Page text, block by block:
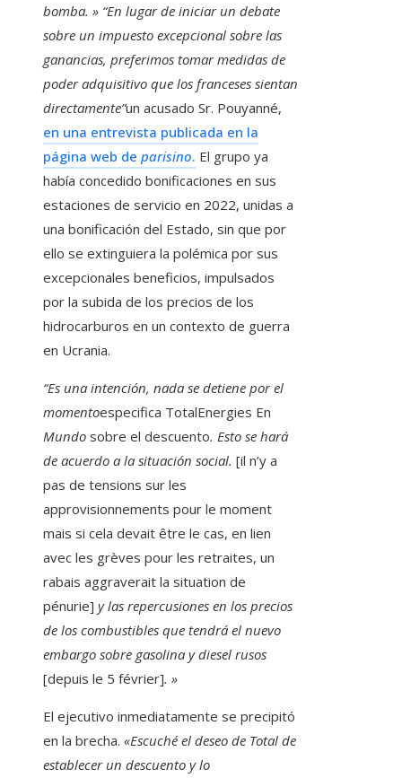
bomba. » “En lugar de iniciar un debate
sobre un impuesto excepcional sobre las
ganancias, preferimos tomar medidas de
poder adquisitivo que los franceses sientan
directamente”un acusado Sr. Pouyanné,
en una entrevista publicada en la
página web de parisino. El grupo ya
había concedido bonificaciones en sus
estaciones de servicio en 2022, unidas a
una bonificación del Estado, sin que por
ello se extinguiera la polémica por sus
excepcionales beneficios, impulsados ​​
por la subida de los precios de los
hidrocarburos en un contexto de guerra
en Ucrania.
“Es una intención, nada se detiene por el
momentoespecifica TotalEnergies En
Mundo sobre el descuento. Esto se hará
de acuerdo a la situación social. [il n’y a
pas de tensions sur les
approvisionnements pour le moment
mais si cela devait être le cas, en lien
avec les grèves pour les retraites, un
rabais aggraverait la situation de
pénurie] y las repercusiones en los precios
de los combustibles que tendrá el nuevo
embargo sobre gasolina y diesel rusos
[depuis le 5 février]. »
El ejecutivo inmediatamente se precipitó
en la brecha. «Escuché el deseo de Total de
establecer un descuento y lo